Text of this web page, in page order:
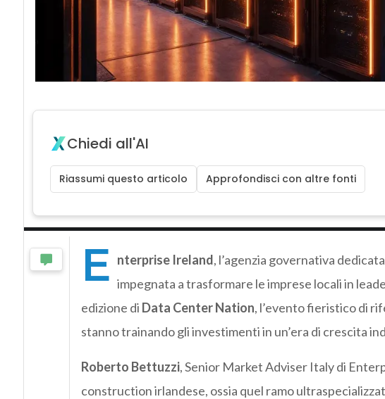
Chiedi all'AI
Riassumi questo articolo Approfondisci con altre fonti
E nterprise Ireland, l’agenzia governativa
impegnata a trasformare le imprese locali in
edizione di Data Center Nation, l’evento fieristico di
stanno trainando gli investimenti in un’era di crescita
Roberto Bettuzzi, Senior Market Adviser Italy di
construction irlandese, ossia quel ramo